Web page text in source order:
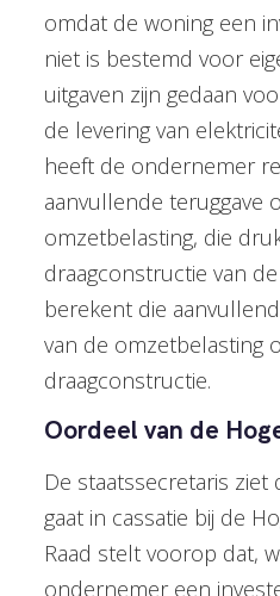
omdat de woning een
niet is bestemd voor
uitgaven zijn gedaan
de levering van
heeft de ondernemer
aanvullende teruggave
omzetbelasting, die
draagconstructie van
berekent die
van de omzetbelasting
draagconstructie.
Oordeel van de
De staatssecretaris ziet
gaat in cassatie bij de
Raad stelt voorop dat,
ondernemer een